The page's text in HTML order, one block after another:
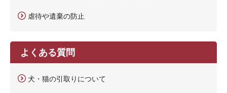
虐待や遺棄の防止
よくある質問
犬・猫の引取りについて